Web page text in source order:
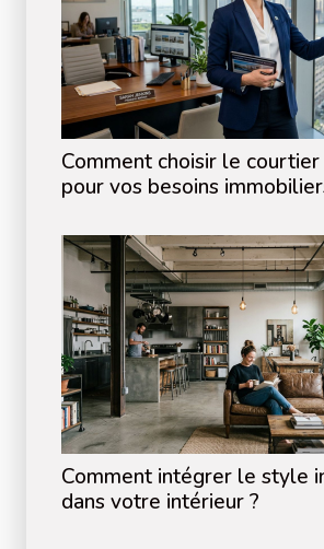
Comment choisir le
pour vos besoins
Comment intégrer le style
dans votre intérieur ?